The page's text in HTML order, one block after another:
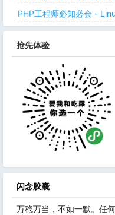
PHP工程师必知必会 -
抢先体验
闪念胶囊
万稳万当，不如一默。任